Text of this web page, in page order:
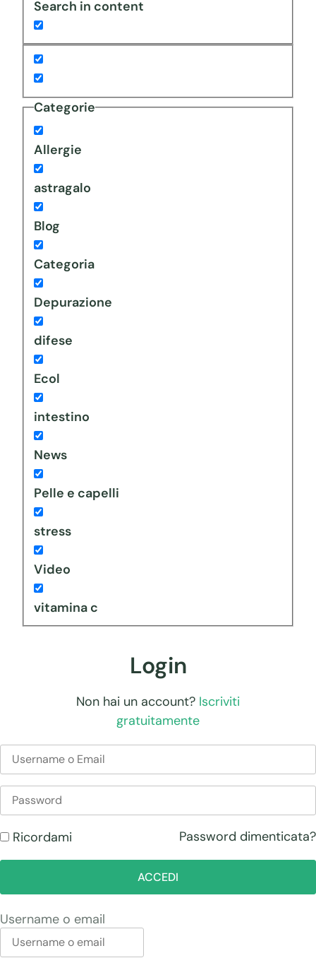
Search in content
Categorie
Allergie
astragalo
Blog
Categoria
Depurazione
difese
Ecol
intestino
News
Pelle e capelli
stress
Video
vitamina c
Login
Non hai un account? Iscriviti
gratuitamente
Ricordami
ACCEDI
Password dimenticata?
Username o email